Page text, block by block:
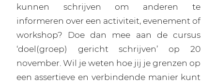
kunnen schrijven om anderen te
informeren over een activiteit, evenement of
workshop? Doe dan mee aan de cursus
‘doel(groep) gericht schrijven’ op 20
november. Wil je weten hoe jij je grenzen op
een assertieve en verbindende manier kunt